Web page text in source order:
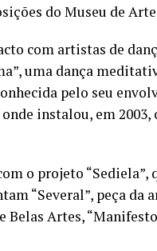
do Museu de
com artistas de
uma dança
pelo seu
instalou, em
o projeto “Sediela”,
“Several”, peça da
Artes, “Manifesto